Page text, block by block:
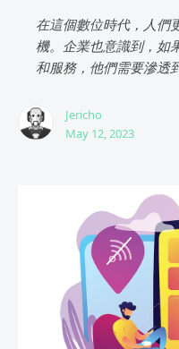
在這個數位時代，人們
機。企業也意識到，如
和服務，他們需要滲透
Jericho
May 12, 2023